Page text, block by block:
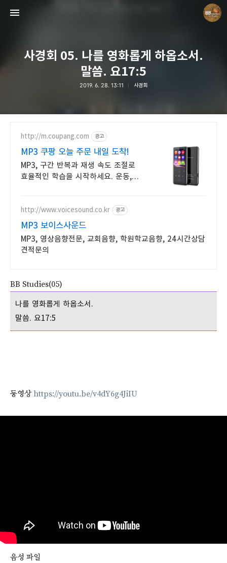
사경회 05. 나를 영화롭게 하옵소서.
말씀. 요17:5
2019. 6. 28. 13:11 사경회
http://m.coupang.com 광고
MP3 쿠팡 오늘 주문 내일 도착!
MP3, 구간 반복과 재생 속도 조절로
효율적인 학습을 시작하세요. 운동,
만나보세요.
http://www.voicesound.co.kr 광고
MP3 보이스사운드
MP3, 영상음향전문, 교회음향, 학원학교음향, 24시간상담
견적문의
BB Studies(05)
나를 영화롭게 하옵소서.
말씀. 요17:5
동영상 https://youtu.be/v4dY6g4JiIU
음성 파일
Believing Bible Studies